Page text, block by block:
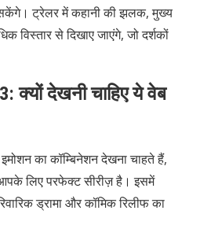
ट्रेलर में कहानी की झलक, मुख्य
विस्तार से दिखाए जाएंगे, जो दर्शकों
क्यों देखनी चाहिए ये वेब
का कॉम्बिनेशन देखना चाहते हैं,
लिए परफेक्ट सीरीज़ है। इसमें
ड्रामा और कॉमिक रिलीफ का